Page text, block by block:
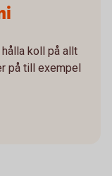
koll på allt
på till exempel